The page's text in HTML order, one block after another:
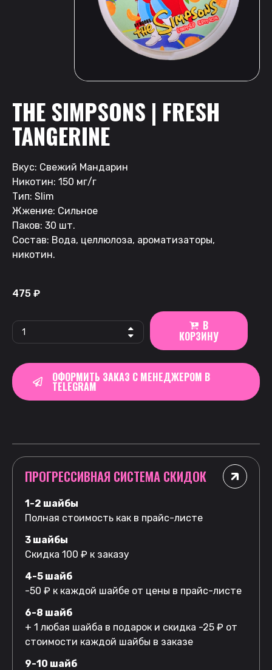
THE SIMPSONS | FRESH
TANGERINE
Вкус: Свежий Мандарин
Никотин: 150 мг/г
Тип: Slim
Жжение: Сильное
Паков: 30 шт.
Состав: Вода, целлюлоза, ароматизаторы,
никотин.
475 ₽
В
КОРЗИНУ
ОФОРМИТЬ ЗАКАЗ С МЕНЕДЖЕРОМ В
TELEGRAM
ПРОГРЕССИВНАЯ СИСТЕМА СКИДОК
1-2 шайбы
Полная стоимость как в прайс-листе
3 шайбы
Скидка 100 ₽ к заказу
4-5 шайб
-50 ₽ к каждой шайбе от цены в прайс-листе
6-8 шайб
+ 1 любая шайба в подарок и скидка -25 ₽ от
стоимости каждой шайбы в заказе
9-10 шайб